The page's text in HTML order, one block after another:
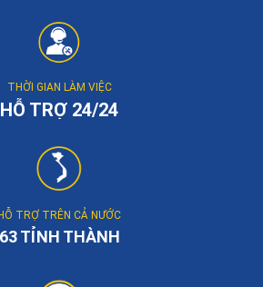
THỜI GIAN LÀM VIỆC
HỖ TRỢ 24/24
HỖ TRỢ TRÊN CẢ NƯỚC
63 TỈNH THÀNH